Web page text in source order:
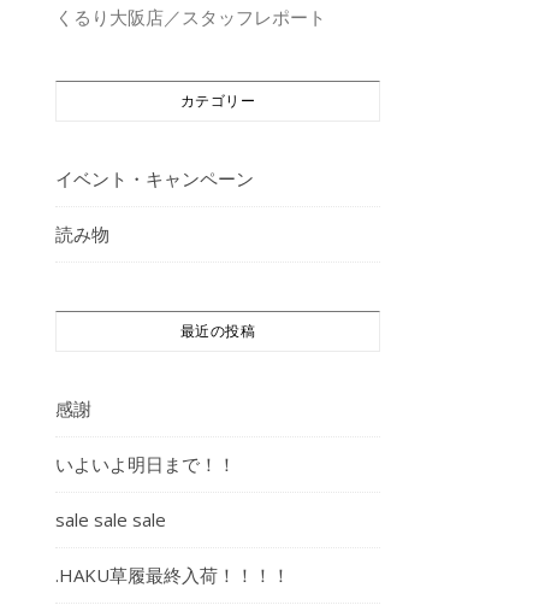
くるり大阪店／スタッフレポート
カテゴリー
イベント・キャンペーン
読み物
最近の投稿
感謝
いよいよ明日まで！！
sale sale sale
.HAKU草履最終入荷！！！！